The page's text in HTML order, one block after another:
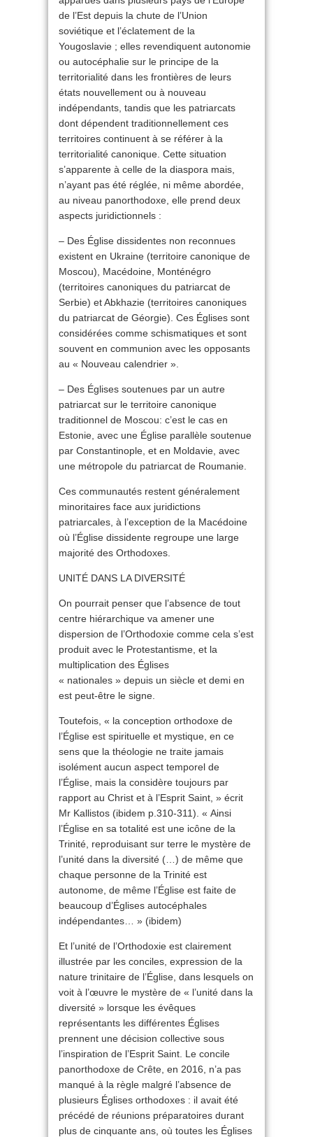
de l’Est depuis la chute de l’Union
soviétique et l’éclatement de la
Yougoslavie ; elles revendiquent autonomie
ou autocéphalie sur le principe de la
territorialité dans les frontières de leurs
états nouvellement ou à nouveau
indépendants, tandis que les patriarcats
dont dépendent traditionnellement ces
territoires continuent à se référer à la
territorialité canonique. Cette situation
s’apparente à celle de la diaspora mais,
n’ayant pas été réglée, ni même abordée,
au niveau panorthodoxe, elle prend deux
aspects juridictionnels :
– Des Église dissidentes non reconnues
existent en Ukraine (territoire canonique de
Moscou), Macédoine, Monténégro
(territoires canoniques du patriarcat de
Serbie) et Abkhazie (territoires canoniques
du patriarcat de Géorgie). Ces Églises sont
considérées comme schismatiques et sont
souvent en communion avec les opposants
au « Nouveau calendrier ».
– Des Églises soutenues par un autre
patriarcat sur le territoire canonique
traditionnel de Moscou: c’est le cas en
Estonie, avec une Église parallèle soutenue
par Constantinople, et en Moldavie, avec
une métropole du patriarcat de Roumanie.
Ces communautés restent généralement
minoritaires face aux juridictions
patriarcales, à l’exception de la Macédoine
où l’Église dissidente regroupe une large
majorité des Orthodoxes.
UNITÉ DANS LA DIVERSITÉ
On pourrait penser que l’absence de tout
centre hiérarchique va amener une
dispersion de l’Orthodoxie comme cela s’est
produit avec le Protestantisme, et la
multiplication des Églises
« nationales » depuis un siècle et demi en
est peut-être le signe.
Toutefois, « la conception orthodoxe de
l’Église est spirituelle et mystique, en ce
sens que la théologie ne traite jamais
isolément aucun aspect temporel de
l’Église, mais la considère toujours par
rapport au Christ et à l’Esprit Saint, » écrit
Mr Kallistos (ibidem p.310-311). « Ainsi
l’Église en sa totalité est une icône de la
Trinité, reproduisant sur terre le mystère de
l’unité dans la diversité (…) de même que
chaque personne de la Trinité est
autonome, de même l’Église est faite de
beaucoup d’Églises autocéphales
indépendantes… » (ibidem)
Et l’unité de l’Orthodoxie est clairement
illustrée par les conciles, expression de la
nature trinitaire de l’Église, dans lesquels on
voit à l’œuvre le mystère de « l’unité dans la
diversité » lorsque les évêques
représentants les différentes Églises
prennent une décision collective sous
l’inspiration de l’Esprit Saint. Le concile
panorthodoxe de Crête, en 2016, n’a pas
manqué à la règle malgré l’absence de
plusieurs Églises orthodoxes : il avait été
précédé de réunions préparatoires durant
plus de cinquante ans, où toutes les Églises